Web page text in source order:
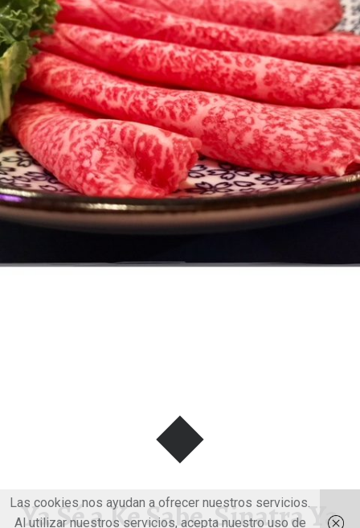
Ya Sé a Ke Sabe. Sinatra Ya
Las cookies nos ayudan a ofrecer nuestros servicios.
Al utilizar nuestros servicios, acepta nuestro uso de